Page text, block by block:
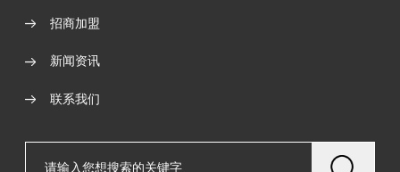
招商加盟
新闻资讯
联系我们